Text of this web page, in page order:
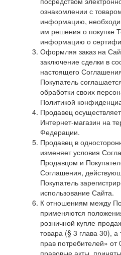
ознакомлении с
информацию,
им решения о покупке
информацию о
Оформляя заказ на
заключение сделки в
настоящего
Покупатель
обработки своих
Политикой
Продавец
Интернет-магазин на
Федерации.
Продавец в
изменяет условия
Продавцом и
Соглашения,
Покупатель
использование Сайта.
К отношениям между
применяются
розничной купле-
товара (§ 3 глава 30),
прав потребителей»
правовые акты,